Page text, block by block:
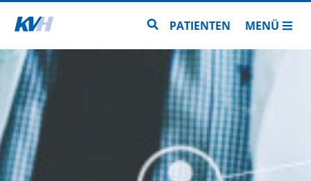
Zur Startseite Zur Seitensuche
PATIENTEN MENÜ